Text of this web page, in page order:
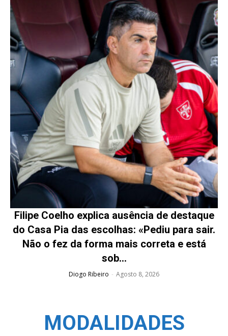
Filipe Coelho explica ausência de destaque
do Casa Pia das escolhas: «Pediu para sair.
Não o fez da forma mais correta e está
sob...
Diogo Ribeiro - Agosto 8, 2026
MODALIDADES